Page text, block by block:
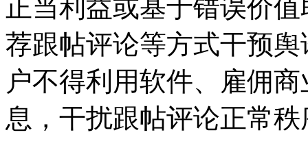
正当利益或基于错误价
荐跟帖评论等方式干预
户不得利用软件、雇佣
息，干扰跟帖评论正常